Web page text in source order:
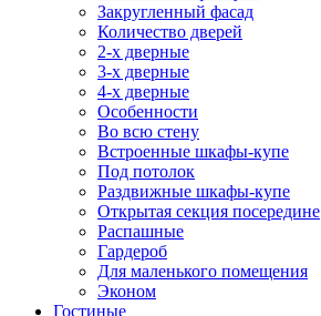
Закругленный фасад
Количество дверей
2-х дверные
3-х дверные
4-х дверные
Особенности
Во всю стену
Встроенные шкафы-купе
Под потолок
Раздвижные шкафы-купе
Открытая секция посередине
Распашные
Гардероб
Для маленького помещения
Эконом
Гостиные